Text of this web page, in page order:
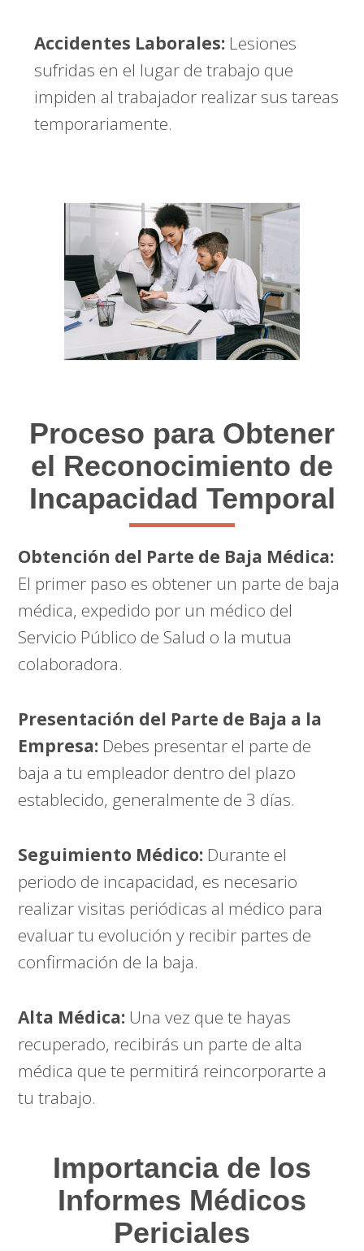
Accidentes Laborales: Lesiones
sufridas en el lugar de trabajo que
impiden al trabajador realizar sus tareas
temporariamente.
Proceso para Obtener
el Reconocimiento de
Incapacidad Temporal
Obtención del Parte de Baja Médica:
El primer paso es obtener un parte de baja
médica, expedido por un médico del
Servicio Público de Salud o la mutua
colaboradora.
Presentación del Parte de Baja a la
Empresa: Debes presentar el parte de
baja a tu empleador dentro del plazo
establecido, generalmente de 3 días.
Seguimiento Médico: Durante el
periodo de incapacidad, es necesario
realizar visitas periódicas al médico para
evaluar tu evolución y recibir partes de
confirmación de la baja.
Alta Médica: Una vez que te hayas
recuperado, recibirás un parte de alta
médica que te permitirá reincorporarte a
tu trabajo.
Importancia de los
Informes Médicos
Periciales